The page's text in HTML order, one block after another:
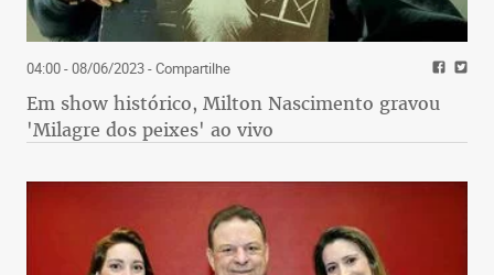
04:00 - 08/06/2023- Compartilhe
Em show histórico, Milton Nascimento gravou
'Milagre dos peixes' ao vivo